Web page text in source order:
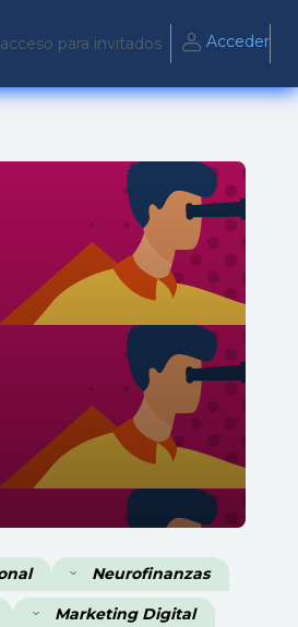
para invitados Acceder
Neurofinanzas
Marketing Digital